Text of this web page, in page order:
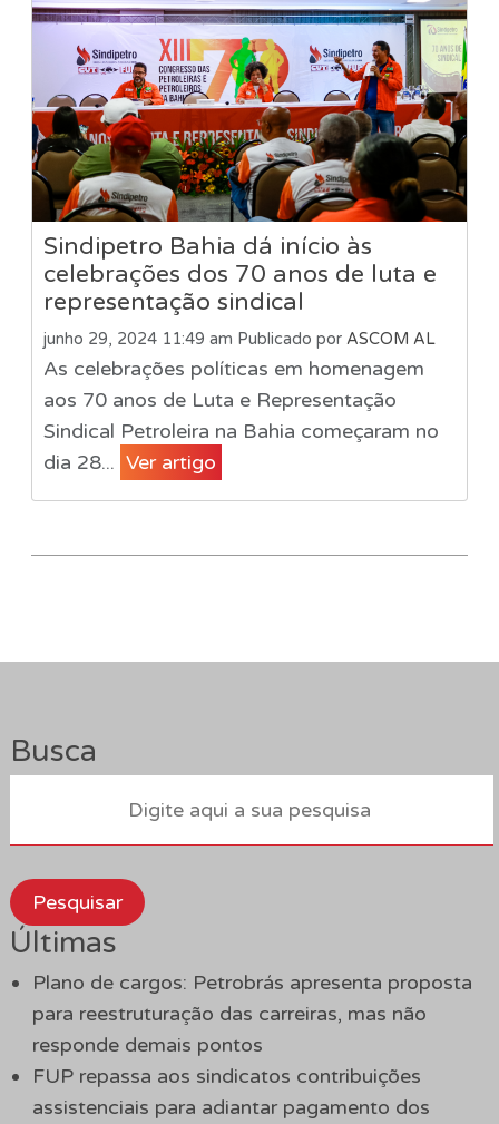
Sindipetro Bahia dá início às
celebrações dos 70 anos de luta e
representação sindical
junho 29, 2024 11:49 am Publicado por ASCOM AL
As celebrações políticas em homenagem
aos 70 anos de Luta e Representação
Sindical Petroleira na Bahia começaram no
dia 28... Ver artigo
Busca
Pesquisar
Últimas
Plano de cargos: Petrobrás apresenta proposta
para reestruturação das carreiras, mas não
responde demais pontos
FUP repassa aos sindicatos contribuições
assistenciais para adiantar pagamento dos